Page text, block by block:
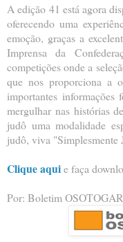
A edição 41 está agora
oferecendo uma
emoção, graças a
Imprensa da
competições onde a
que nos proporciona a
importantes informações
mergulhar nas histórias
judô uma modalidade
judô, viva "Simplesmente
Clique aquie faça
Por: Boletim